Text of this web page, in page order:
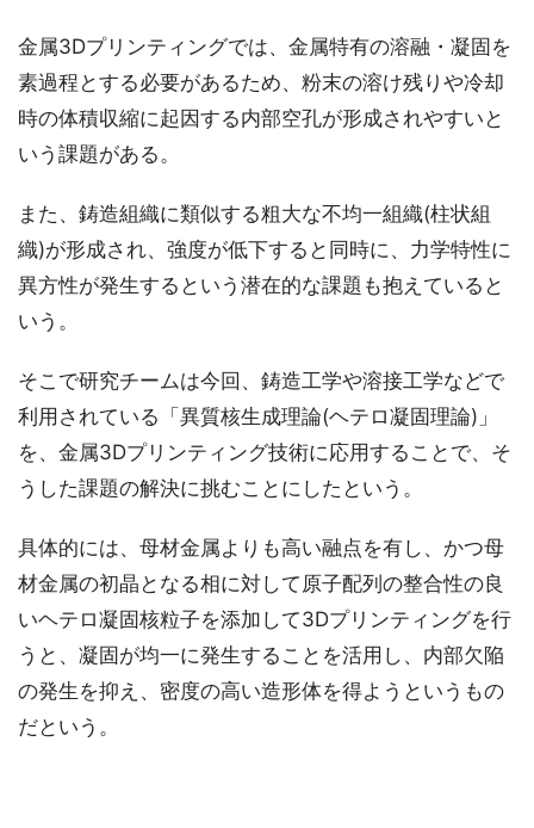
金属3Dプリンティングでは、金属特有の溶融・凝固を
素過程とする必要があるため、粉末の溶け残りや冷却
時の体積収縮に起因する内部空孔が形成されやすいと
いう課題がある。
また、鋳造組織に類似する粗大な不均一組織(柱状組
織)が形成され、強度が低下すると同時に、力学特性に
異方性が発生するという潜在的な課題も抱えていると
いう。
そこで研究チームは今回、鋳造工学や溶接工学などで
利用されている「異質核生成理論(ヘテロ凝固理論)」
を、金属3Dプリンティング技術に応用することで、そ
うした課題の解決に挑むことにしたという。
具体的には、母材金属よりも高い融点を有し、かつ母
材金属の初晶となる相に対して原子配列の整合性の良
いヘテロ凝固核粒子を添加して3Dプリンティングを行
うと、凝固が均一に発生することを活用し、内部欠陥
の発生を抑え、密度の高い造形体を得ようというもの
だという。